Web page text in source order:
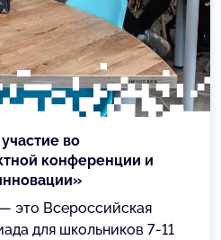
во
конференции и
это Всероссийская
для школьников 7-11